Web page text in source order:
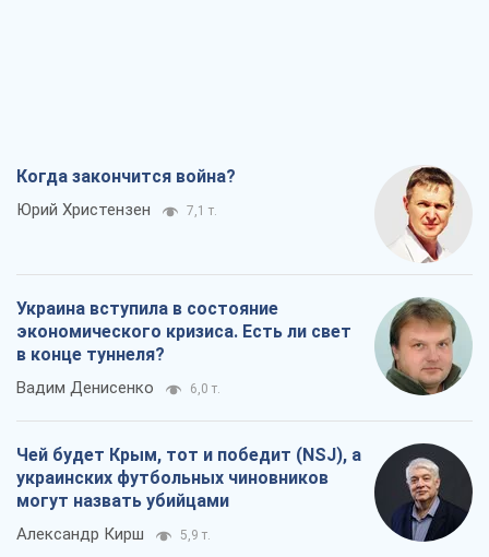
Когда закончится война?
Юрий Христензен 7,1 т.
Украина вступила в состояние
экономического кризиса. Есть ли свет
в конце туннеля?
Вадим Денисенко 6,0 т.
Чей будет Крым, тот и победит (NSJ), а
украинских футбольных чиновников
могут назвать убийцами
Александр Кирш 5,9 т.